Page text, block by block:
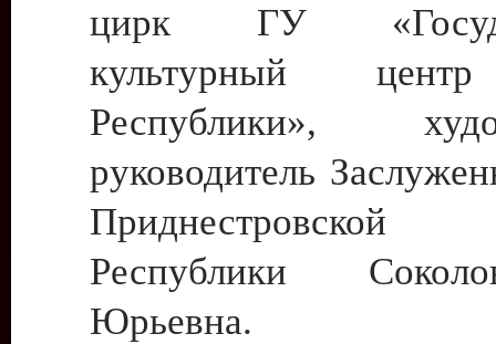
цирк ГУ
культурный
Республики»,
руководитель
Приднестровской
Республики
Юрьевна.